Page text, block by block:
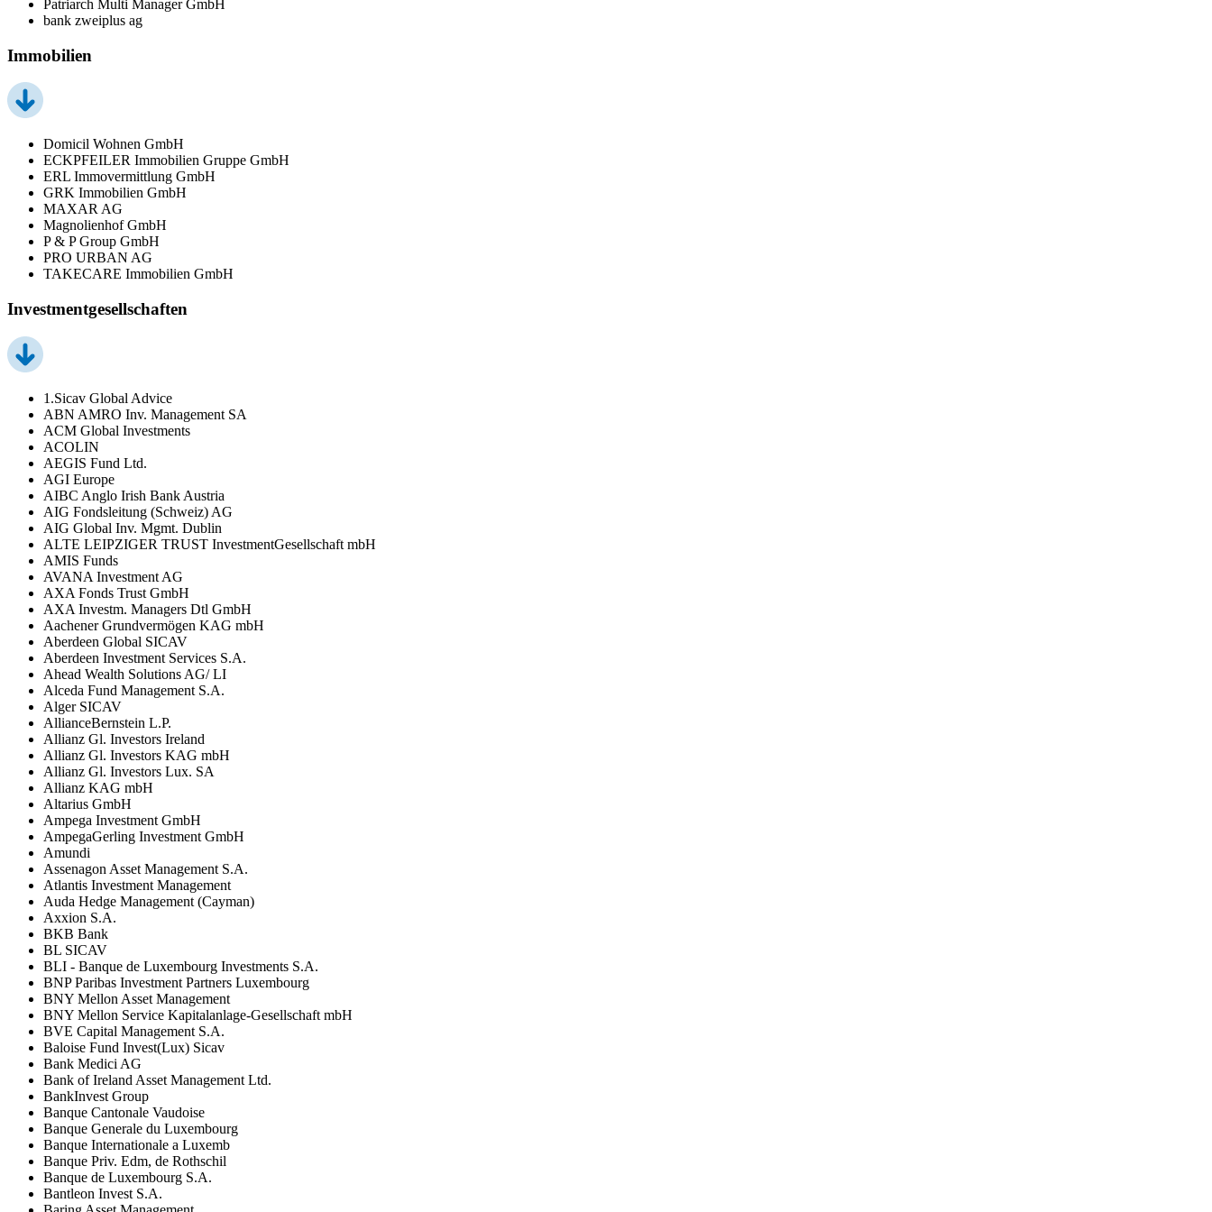
Patriarch Multi Manager GmbH
bank zweiplus ag
Immobilien
Domicil Wohnen GmbH
ECKPFEILER Immobilien Gruppe GmbH
ERL Immovermittlung GmbH
GRK Immobilien GmbH
MAXAR AG
Magnolienhof GmbH
P & P Group GmbH
PRO URBAN AG
TAKECARE Immobilien GmbH
Investmentgesellschaften
1.Sicav Global Advice
ABN AMRO Inv. Management SA
ACM Global Investments
ACOLIN
AEGIS Fund Ltd.
AGI Europe
AIBC Anglo Irish Bank Austria
AIG Fondsleitung (Schweiz) AG
AIG Global Inv. Mgmt. Dublin
ALTE LEIPZIGER TRUST InvestmentGesellschaft mbH
AMIS Funds
AVANA Investment AG
AXA Fonds Trust GmbH
AXA Investm. Managers Dtl GmbH
Aachener Grundvermögen KAG mbH
Aberdeen Global SICAV
Aberdeen Investment Services S.A.
Ahead Wealth Solutions AG/ LI
Alceda Fund Management S.A.
Alger SICAV
AllianceBernstein L.P.
Allianz Gl. Investors Ireland
Allianz Gl. Investors KAG mbH
Allianz Gl. Investors Lux. SA
Allianz KAG mbH
Altarius GmbH
Ampega Investment GmbH
AmpegaGerling Investment GmbH
Amundi
Assenagon Asset Management S.A.
Atlantis Investment Management
Auda Hedge Management (Cayman)
Axxion S.A.
BKB Bank
BL SICAV
BLI - Banque de Luxembourg Investments S.A.
BNP Paribas Investment Partners Luxembourg
BNY Mellon Asset Management
BNY Mellon Service Kapitalanlage-Gesellschaft mbH
BVE Capital Management S.A.
Baloise Fund Invest(Lux) Sicav
Bank Medici AG
Bank of Ireland Asset Management Ltd.
BankInvest Group
Banque Cantonale Vaudoise
Banque Generale du Luxembourg
Banque Internationale a Luxemb
Banque Priv. Edm, de Rothschil
Banque de Luxembourg S.A.
Bantleon Invest S.A.